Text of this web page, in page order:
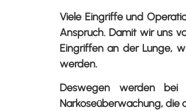
Viele Eingriffe und
Anspruch. Damit wir uns
Eingriffen an der Lunge,
werden.
Deswegen werden bei
Narkoseüberwachung, die